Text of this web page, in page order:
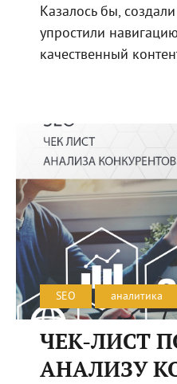
Казалось бы,
упростили
качественный
SEO аналитика
ЧЕК-ЛИСТ
АНАЛИЗУ